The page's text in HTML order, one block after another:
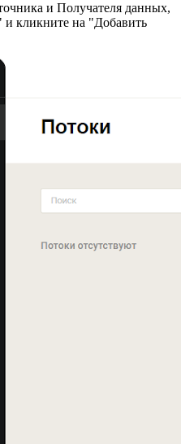
и Получателя данных,
и кликните на "Добавить